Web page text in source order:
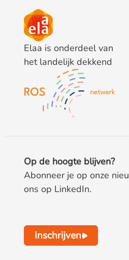
Elaa is onderdeel van
het landelijk dekkend
Op de hoogte blijven?
Abonneer je op onze
ons op LinkedIn.
Inschrijven